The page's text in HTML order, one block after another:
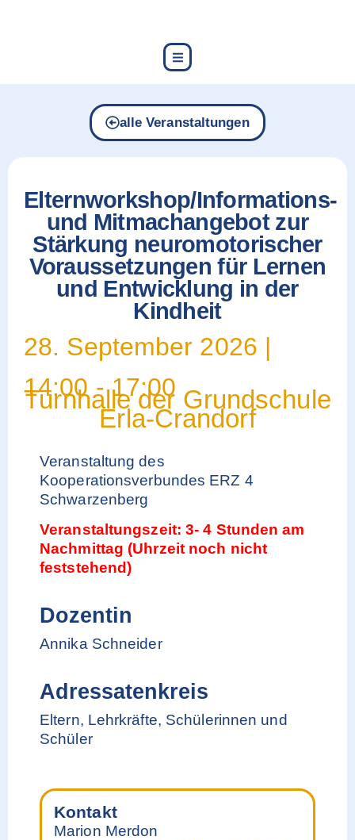
alle Veranstaltungen
Elternworkshop/Informations-
und Mitmachangebot zur
Stärkung neuromotorischer
Voraussetzungen für Lernen
und Entwicklung in der
Kindheit
28. September 2026 |
14:00 -17:00
Turnhalle der Grundschule
Erla-Crandorf
Veranstaltung des
Kooperationsverbundes ERZ 4
Schwarzenberg
Veranstaltungszeit: 3- 4 Stunden am
Nachmittag (Uhrzeit noch nicht
feststehend)
Dozentin
Annika Schneider
Adressatenkreis
Eltern, Lehrkräfte, Schülerinnen und
Schüler
Kontakt
Marion Merdon